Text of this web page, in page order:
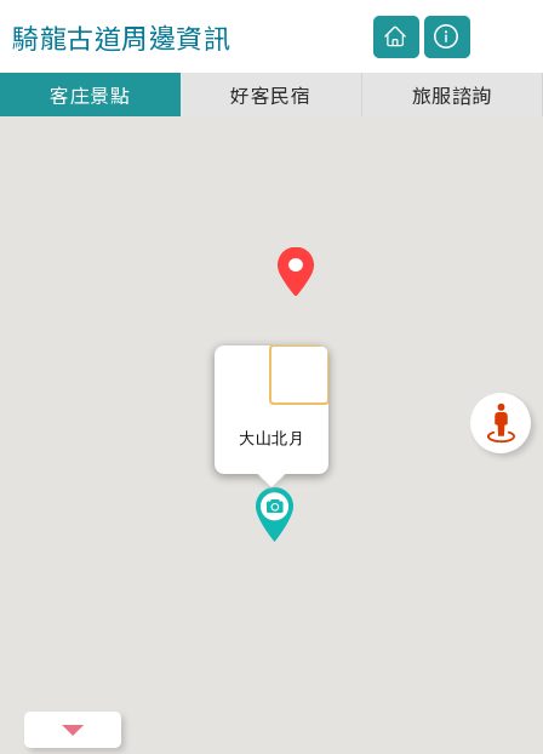
大山北月
騎龍古道周邊資訊
客庄景點 好客民宿 旅服諮詢